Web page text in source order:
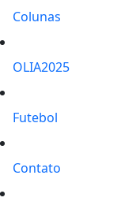
Colunas
OLIA2025
Futebol
Contato